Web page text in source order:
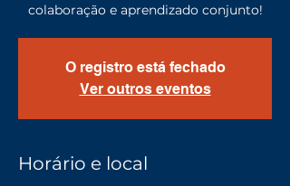
colaboração e aprendizado conjunto!
O registro está fechado
Ver outros eventos
Horário e local